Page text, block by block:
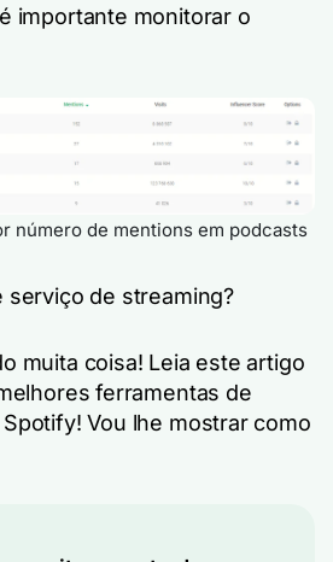
importante monitorar o
número de mentions em podcasts
serviço de streaming?
muita coisa! Leia este artigo
ferramentas de
Vou lhe mostrar como